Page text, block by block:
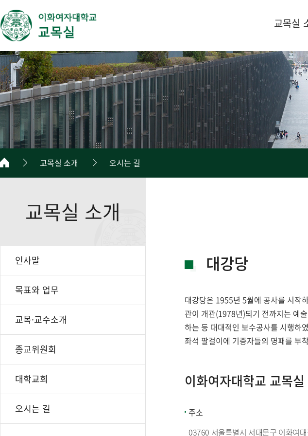
교목실
교목실 소개 오시는 길
교목실 소개
인사말
목표와 업무
교목·교수소개
종교위원회
대학교회
오시는 길
대강당
대강당은 1955년 5월에 공사를 시작
관이 개관(1978년)되기 전까지는 예
하는 등 대대적인 보수공사를 시행하
좌석 팔걸이에 기증자들의 명패를 부
이화여자대학교 교목
주소
03760 서울특별시 서대문구 이화여